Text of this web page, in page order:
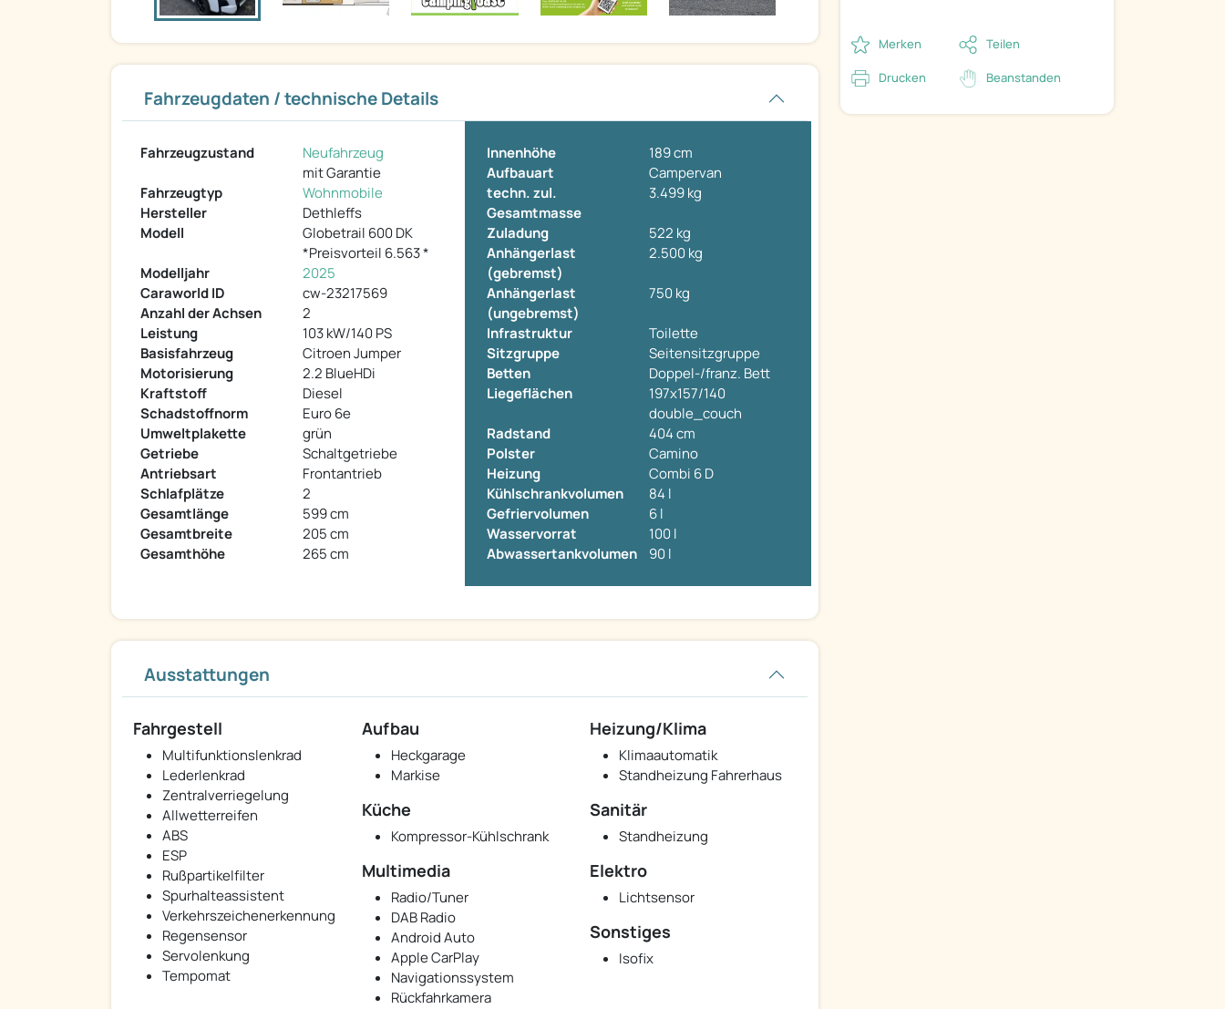
Fahrzeugdaten / technische Details
Fahrzeugzustand
Neufahrzeug
mit Garantie
Fahrzeugtyp
Wohnmobile
Hersteller
Dethleffs
Modell
Globetrail 600 DK
*Preisvorteil 6.563 *
Modelljahr
2025
Caraworld ID
cw-23217569
Anzahl der Achsen
2
Leistung
103 kW/140 PS
Basisfahrzeug
Citroen Jumper
Motorisierung
2.2 BlueHDi
Kraftstoff
Diesel
Schadstoffnorm
Euro 6e
Umweltplakette
grün
Getriebe
Schaltgetriebe
Antriebsart
Frontantrieb
Schlafplätze
2
Gesamtlänge
599 cm
Gesamtbreite
205 cm
Gesamthöhe
265 cm
Innenhöhe
189 cm
Aufbauart
Campervan
techn. zul.
Gesamtmasse
3.499 kg
Zuladung
522 kg
Anhängerlast
(gebremst)
2.500 kg
Anhängerlast
(ungebremst)
750 kg
Infrastruktur
Toilette
Sitzgruppe
Seitensitzgruppe
Betten
Doppel-/franz. Bett
Liegeflächen
197x157/140
double_couch
Radstand
404 cm
Polster
Camino
Heizung
Combi 6 D
Kühlschrankvolumen
84 l
Gefriervolumen
6 l
Wasservorrat
100 l
Abwassertankvolumen
90 l
Ausstattungen
Fahrgestell
Multifunktionslenkrad
Lederlenkrad
Zentralverriegelung
Allwetterreifen
ABS
ESP
Rußpartikelfilter
Spurhalteassistent
Verkehrszeichenerkennung
Regensensor
Servolenkung
Tempomat
Aufbau
Heckgarage
Markise
Heizung/Klima
Klimaautomatik
Standheizung Fahrerhaus
Küche
Kompressor-Kühlschrank
Sanitär
Standheizung
Multimedia
Radio/Tuner
DAB Radio
Android Auto
Apple CarPlay
Navigationssystem
Rückfahrkamera
Elektro
Lichtsensor
Sonstiges
Isofix
Merken Teilen
Drucken Beanstanden